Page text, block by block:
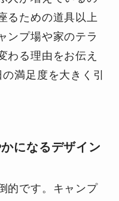
るための道具以上
ンプ場や家のテラ
わる理由をお伝え
満足度を大きく引
になるデザイン
的です。キャンプ